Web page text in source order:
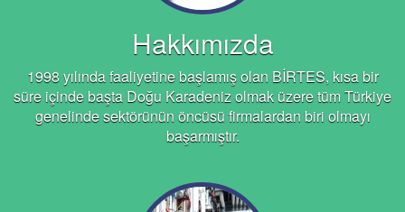
Hakkımızda
1998 yılında faaliyetine başlamış olan BİRTES, kısa bir
süre içinde başta Doğu Karadeniz olmak üzere tüm Türkiye
genelinde sektörünün öncüsü firmalardan biri olmayı
başarmıştır.